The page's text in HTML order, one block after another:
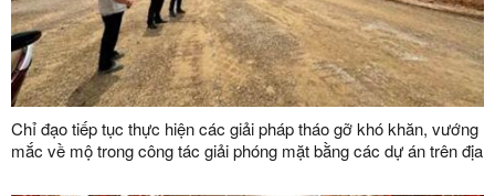
Chỉ đạo tiếp tục thực hiện các giải pháp tháo gỡ khó khăn, vướng
mắc về mộ trong công tác giải phóng mặt bằng các dự án trên địa